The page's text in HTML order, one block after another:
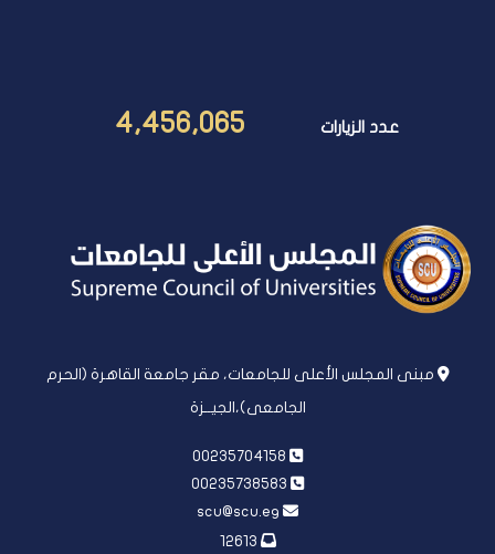
عدد الزيارات 4,456,065
مبنى المجلس الأعلى للجامعات، مقر جامعة القاهرة (الحرم
الجامعى)،الجيــزة